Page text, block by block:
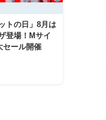
トの日」8月は
登場！Mサイ
セール開催